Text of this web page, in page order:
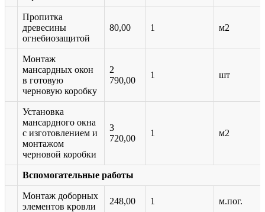
Пропитка
древесины
огнебиозащитой
80,00 1 м2
Монтаж
мансардных окон
в готовую
черновую коробку
2
790,00
1 шт
Установка
мансардного окна
с изготовлением и
монтажом
черновой коробки
3
720,00
1 м2
Вспомогательные работы
Монтаж доборных
элементов кровли
248,00 1 м.пог.